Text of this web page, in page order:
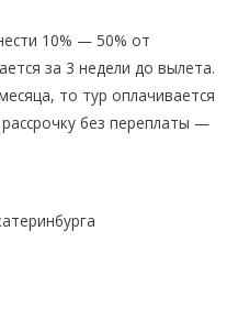
10% — 50% от
за 3 недели до вылета.
то тур оплачивается
без переплаты —